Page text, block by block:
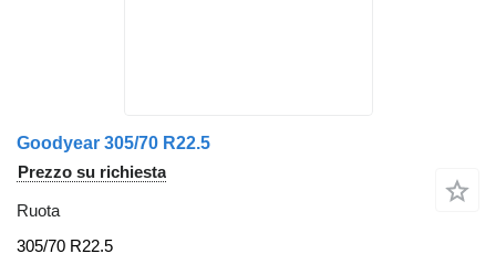
Goodyear 305/70 R22.5
Prezzo su richiesta
Ruota
305/70 R22.5